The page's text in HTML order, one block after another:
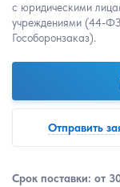
с юридическими
учреждениями (44-
Гособоронзаказ).
Отправить
Срок поставки: от